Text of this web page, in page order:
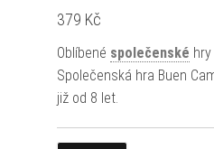
379 Kč
Oblíbené společenské
Společenská hra Buen
již od 8 let.